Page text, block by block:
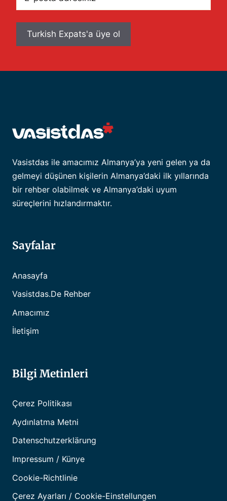
posta
Vasistdas ile amacımız Almanya’ya yeni gelen ya da
gelmeyi düşünen kişilerin Almanya’daki ilk yıllarında
bir rehber olabilmek ve Almanya’daki uyum
süreçlerini hızlandırmaktır.
Sayfalar
Anasayfa
Vasistdas.de Rehber
Amacımız
İletişim
Bilgi Metinleri
Çerez Politikası
Aydınlatma Metni
Datenschutzerklärung
Impressum / Künye
Cookie-Richtlinie
Çerez Ayarları / Cookie-Einstellungen